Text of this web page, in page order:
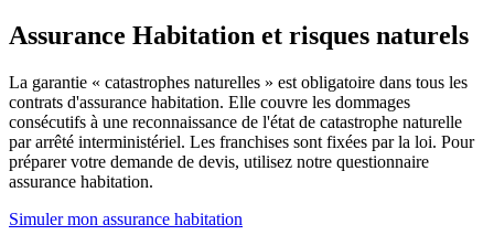
Assurance Habitation et risques naturels
La garantie « catastrophes naturelles » est obligatoire dans tous les
contrats d'assurance habitation. Elle couvre les dommages
consécutifs à une reconnaissance de l'état de catastrophe naturelle
par arrêté interministériel. Les franchises sont fixées par la loi. Pour
préparer votre demande de devis, utilisez notre questionnaire
assurance habitation.
Simuler mon assurance habitation